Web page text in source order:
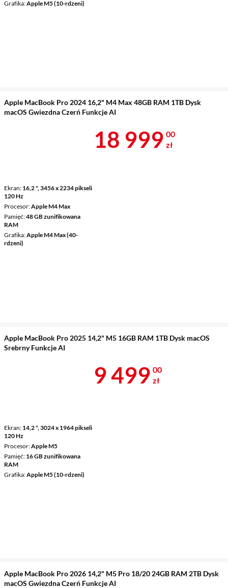
Grafika Apple M5 (10-rdzeni)
Apple MacBook Pro 2024 16,2" M4 Max 48GB RAM 1TB Dysk
macOS Gwiezdna Czerń Funkcje AI
Ekran 16,2 ", 3456 x 2234 pikseli
120 Hz
Procesor Apple M4 Max
Pamięć 48 GB zunifikowana
RAM
Grafika Apple M4 Max (40-
rdzeni)
Cena 18 999
18 999 00
zł
Apple MacBook Pro 2025 14,2" M5 16GB RAM 1TB Dysk macOS
Srebrny Funkcje AI
Ekran 14,2 ", 3024 x 1964 pikseli
120 Hz
Procesor Apple M5
Pamięć 16 GB zunifikowana
RAM
Grafika Apple M5 (10-rdzeni)
Cena 9 499 zł
9 499 00
zł
Apple MacBook Pro 2026 14,2" M5 Pro 18/20 24GB RAM 2TB Dysk
macOS Gwiezdna Czerń Funkcje AI